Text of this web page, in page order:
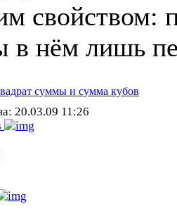
свойством:
нём лишь
суммы и сумма кубов
20.03.09 11:26